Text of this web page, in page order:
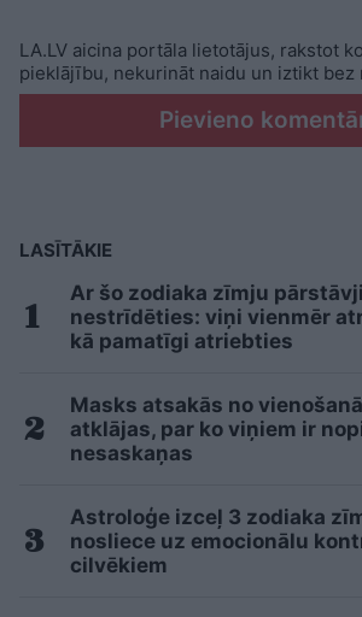
LA.LV aicina portāla lietotājus, rakstot
pieklājību, nekurināt naidu un iztikt bez
Pievieno
LASĪTĀKIE
Ar šo zodiaka zīmju
nestrīdēties: viņi vienmēr
kā pamatīgi atriebties
Masks atsakās no
atklājas, par ko viņiem ir
nesaskaņas
Astroloģe izceļ 3 zodiaka
nosliece uz emocionālu
cilvēkiem